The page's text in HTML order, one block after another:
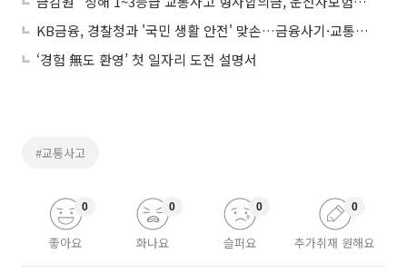
KB금융, 경찰청과 '국민 생활 안전' 맞손…금융사기·교통사고 대응
‘경험 無도 환영’ 첫 일자리 도전 설명서
#교통사고
좋아요
0
화나요
0
슬퍼요
0
추가취재 원해요
0